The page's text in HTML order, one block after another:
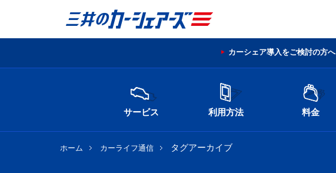
カーシェア導入をご検討の方へ
サービス 利用方法 料金
ホーム カーライフ通信 タグアーカイブ